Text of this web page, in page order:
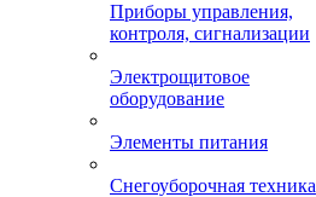
Приборы управления,
контроля, сигнализации
Электрощитовое
оборудование
Элементы питания
Снегоуборочная техника